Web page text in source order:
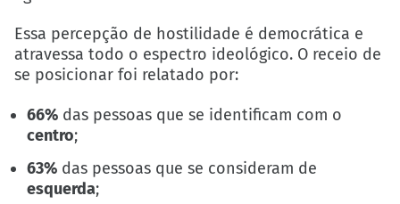
Essa percepção de hostilidade é democrática e
atravessa todo o espectro ideológico. O receio de
se posicionar foi relatado por:
66% das pessoas que se identificam com o
centro;
63% das pessoas que se consideram de
esquerda;